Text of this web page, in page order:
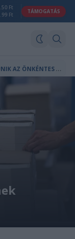
Ft
Ft
TÁMOGATÁS
M
AGYAR PÉTER: PÉNTEKTŐL MEGSZŰNIK AZ ÖNKÉNTES FOGYASZTÁSCSÖKKENTÉS, FELOLDJÁK AZ ENERGIAKORLÁTOZÁSOKAT